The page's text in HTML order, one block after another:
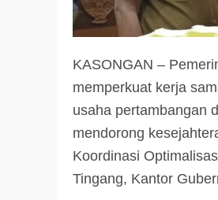
KASONGAN –
memperkuat kerja
usaha pertambangan
mendorong
Koordinasi
Tingang, Kantor